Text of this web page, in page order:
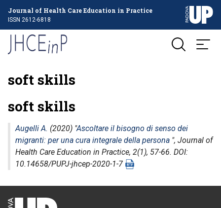
Journal of Health Care Education in Practice
ISSN 2612-6818
soft skills
soft skills
Augelli A. (2020) "Ascoltare il bisogno di senso dei
migranti: per una cura integrale della persona ", Journal of
Health Care Education in Practice, 2(1), 57-66. DOI:
10.14658/PUPJ-jhcep-2020-1-7